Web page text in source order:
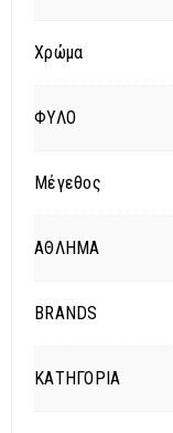
Χρώμα
ΦΥΛΟ
Μέγεθος
ΑΘΛΗΜΑ
BRANDS
ΚΑΤΗΓΟΡΙΑ